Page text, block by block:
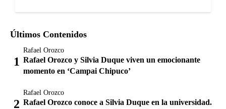
Últimos Contenidos
Rafael Orozco
Rafael Orozco y Silvia Duque viven un emocionante
momento en ‘Campai Chipuco’
Rafael Orozco
Rafael Orozco conoce a Silvia Duque en la universidad.